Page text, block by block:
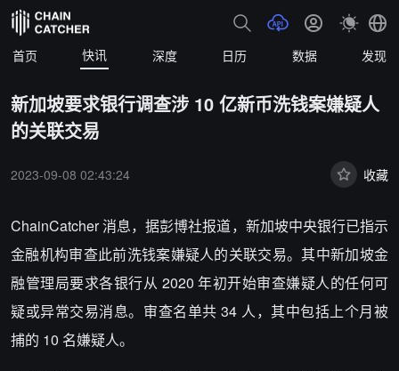
首页 快讯 深度 日历 数据 发现
新加坡要求银行调查涉 10 亿新币洗钱案嫌疑人
的关联交易
2023-09-08 02:43:24 收藏
ChainCatcher消息，据彭博社报道，新加坡中央银行已指示
金融机构审查此前洗钱案嫌疑人的关联交易。其中新加坡金
融管理局要求各银行从 2020 年初开始审查嫌疑人的任何可
疑或异常交易消息。审查名单共 34 人，其中包括上个月被
捕的 10 名嫌疑人。